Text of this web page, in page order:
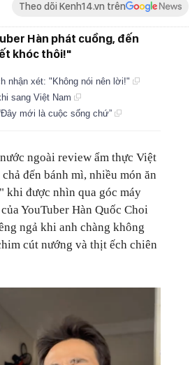
Theo dõi Kenh14.vn trên
Hàn phát cuồng, đến
khóc thôi!"
nhận xét: "Không nói nên lời!"
sang Việt Nam
mới là cuộc sống chứ”
ngoài review ẩm thực Việt
đến bánh mì, nhiều món ăn
khi được nhìn qua góc máy
YouTuber Hàn Quốc Choi
ngả khi anh chàng không
cút nướng và thịt ếch chiên